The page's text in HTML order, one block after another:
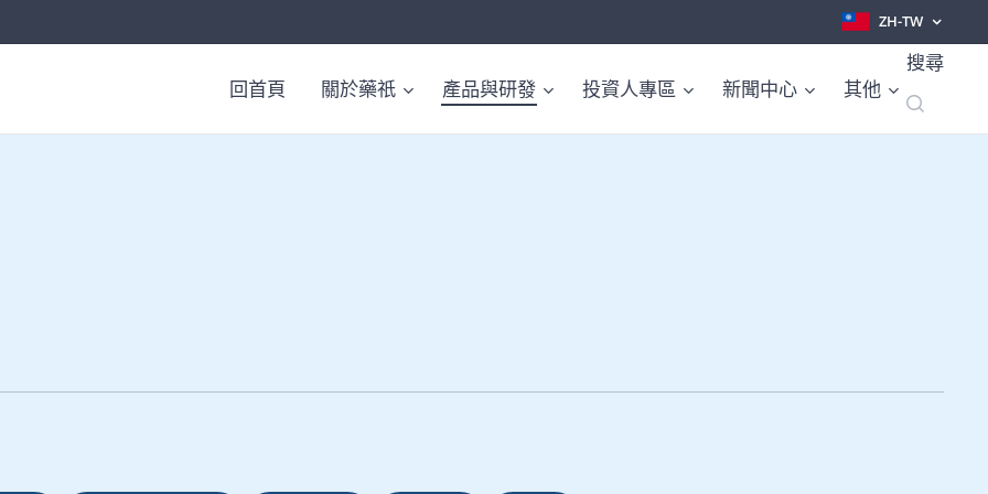
ZH-TW
回首頁 關於藥祇 產品與研發 投資人專區 新聞中心 其他
搜尋